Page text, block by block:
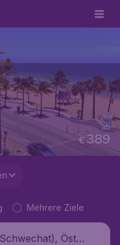
€389
ab
Mehrere Ziele
Öste